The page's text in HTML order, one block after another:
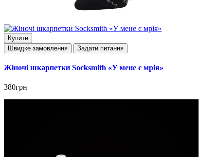
Купити
Швидке замовлення
Задати питання
Жіночі шкарпетки Socksmith «У мене є мрія»
380грн